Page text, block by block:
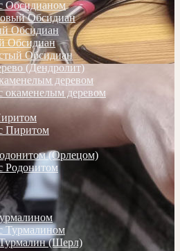
Обсидианом
Обсидиан
Обсидиан
Обсидиан
Обсидиан
(Дендролит)
деревом
окаменелым деревом
Пиритом
(Орлецом)
Родонитом
Турмалином
(Шерл)